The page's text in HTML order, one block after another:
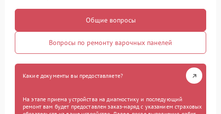
Общие вопросы
Вопросы по ремонту варочных панелей
Какие документы вы предоставляете?
На этапе приема устройства на диагностику и последующий
ремонт вам будет предоставлен заказ-наряд с указанием страховых